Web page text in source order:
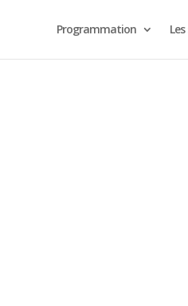
Programmation